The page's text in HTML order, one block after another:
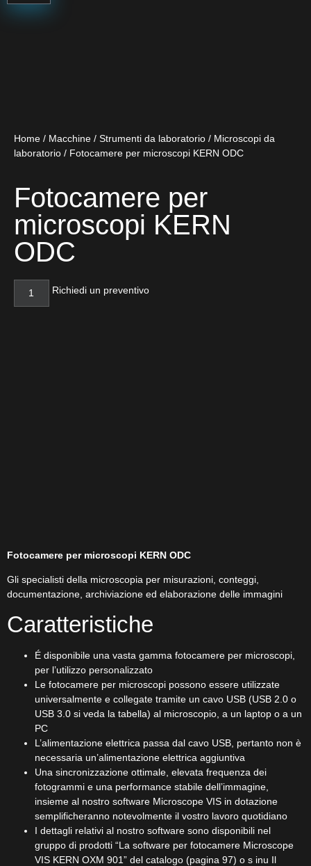
Home / Macchine / Strumenti da laboratorio / Microscopi da
laboratorio / Fotocamere per microscopi KERN ODC
Fotocamere per
microscopi KERN
ODC
Richiedi un preventivo
Fotocamere per microscopi KERN ODC
Gli specialisti della microscopia per misurazioni, conteggi,
documentazione, archiviazione ed elaborazione delle immagini
Caratteristiche
É disponibile una vasta gamma fotocamere per microscopi,
per l’utilizzo personalizzato
Le fotocamere per microscopi possono essere utilizzate
universalmente e collegate tramite un cavo USB (USB 2.0 o
USB 3.0 si veda la tabella) al microscopio, a un laptop o a un
PC
L’alimentazione elettrica passa dal cavo USB, pertanto non è
necessaria un’alimentazione elettrica aggiuntiva
Una sincronizzazione ottimale, elevata frequenza dei
fotogrammi e una performance stabile dell’immagine,
insieme al nostro software Microscope VIS in dotazione
semplificheranno notevolmente il vostro lavoro quotidiano
I dettagli relativi al nostro software sono disponibili nel
gruppo di prodotti “La software per fotocamere Microscope
VIS KERN OXM 901” del catalogo (pagina 97) o s inu Il